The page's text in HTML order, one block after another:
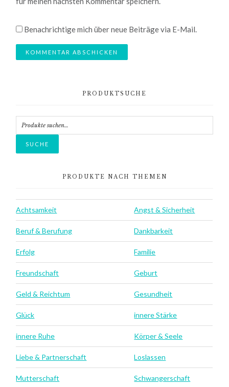
Benachrichtige mich über neue Beiträge via E-Mail.
PRODUKTSUCHE
Suche
nach:
SUCHE
PRODUKTE NACH THEMEN
Achtsamkeit Angst & Sicherheit
Beruf & Berufung Dankbarkeit
Erfolg Familie
Freundschaft Geburt
Geld & Reichtum Gesundheit
Glück innere Stärke
innere Ruhe Körper & Seele
Liebe & Partnerschaft Loslassen
Mutterschaft Schwangerschaft